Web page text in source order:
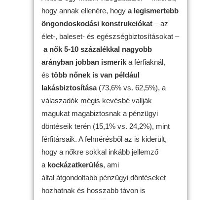
hogy annak ellenére, hogy a legismertebb
öngondoskodási konstrukciókat – az
élet-, baleset- és egészségbiztosításokat –
a nők 5-10 százalékkal nagyobb
arányban jobban ismerik a férfiaknál,
és több nőnek is van például
lakásbiztosítása(73,6% vs. 62,5%), a
válaszadók mégis kevésbé vallják
magukat magabiztosnak a pénzügyi
döntéseik terén (15,1% vs. 24,2%), mint
férfitársaik. A felmérésből az is kiderült,
hogy a nőkre sokkal inkább jellemző
a kockázatkerülés, ami
által átgondoltabb pénzügyi döntéseket
hozhatnak és hosszabb távon is